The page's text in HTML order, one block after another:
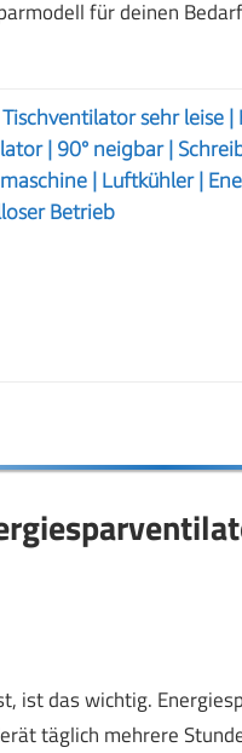
für deinen
sehr leise
| 90° neigbar |
| Luftkühler |
Betrieb
ist das wichtig.
täglich mehrere